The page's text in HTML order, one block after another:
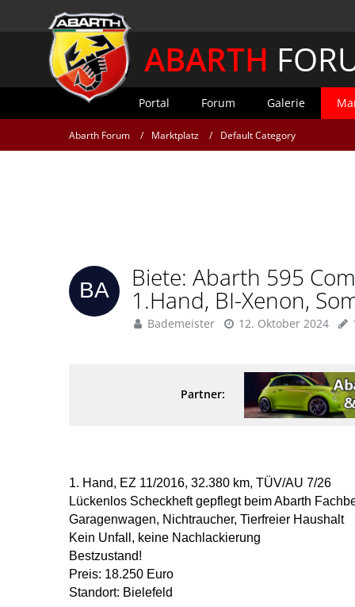
ABARTH
Portal Forum Galerie
Abarth Forum Marktplatz Default Category
Biete: Abarth 595
1.Hand, BI-Xenon,
Bademeister 12. Oktober 2024
Partner:
1. Hand, EZ 11/2016,32.380 km,TÜV/AU 7/26
Lückenlos Scheckheft gepflegt beim Abarth
Garagenwagen, Nichtraucher, Tierfreier Haushalt
Kein Unfall, keine Nachlackierung
Bestzustand!
Preis: 18.250 Euro
Standort: Bielefeld